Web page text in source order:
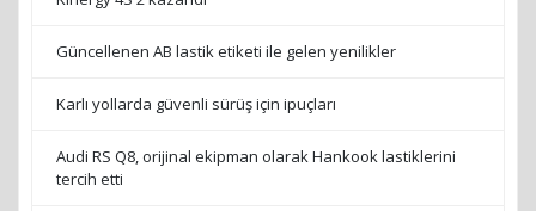
Güncellenen AB lastik etiketi ile gelen yenilikler
Karlı yollarda güvenli sürüş için ipuçları
Audi RS Q8, orijinal ekipman olarak Hankook lastiklerini
tercih etti